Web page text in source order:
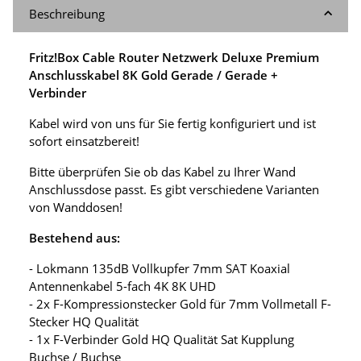
Beschreibung
Fritz!Box Cable Router Netzwerk Deluxe Premium
Anschlusskabel 8K Gold Gerade / Gerade +
Verbinder
Kabel wird von uns für Sie fertig konfiguriert und ist
sofort einsatzbereit!
Bitte überprüfen Sie ob das Kabel zu Ihrer Wand
Anschlussdose passt. Es gibt verschiedene Varianten
von Wanddosen!
Bestehend aus:
- Lokmann 135dB Vollkupfer 7mm SAT Koaxial
Antennenkabel 5-fach 4K 8K UHD
- 2x F-Kompressionstecker Gold für 7mm Vollmetall F-
Stecker HQ Qualität
- 1x F-Verbinder Gold HQ Qualität Sat Kupplung
Buchse / Buchse